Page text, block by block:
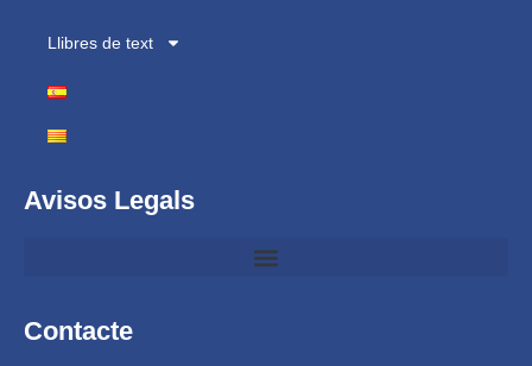
Llibres de text
Avisos Legals
Contacte